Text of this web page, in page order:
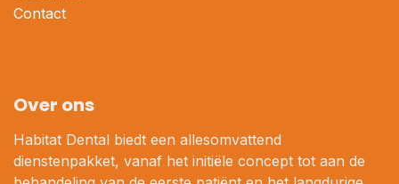
Contact
Over ons
Habitat Dental biedt een allesomvattend
dienstenpakket, vanaf het initiële concept tot aan de